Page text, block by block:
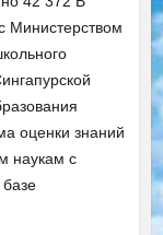
Министерством
оценки знаний
наукам с